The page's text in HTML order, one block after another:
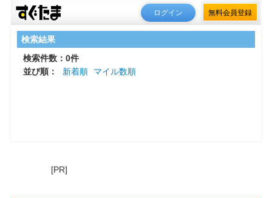
ログイン 無料会員登録
検索結果
検索件数：0件
並び順：
新着順 マイル数順
[PR]